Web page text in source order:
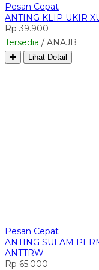
Pesan Cepat
ANTING KLIP UKIR
Rp 39.900
Tersedia / ANAJB
✚ Lihat Detail
Pesan Cepat
ANTING SULAM
ANTTRW
Rp 65.000